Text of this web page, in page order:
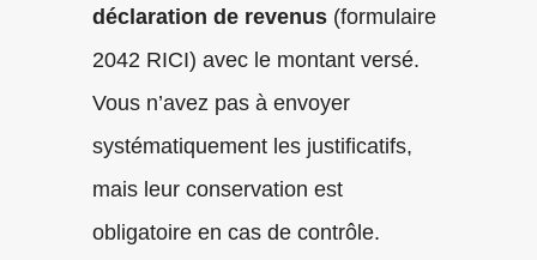
déclaration de revenus(formulaire
2042 RICI) avec le montant versé.
Vous n’avez pas à envoyer
systématiquement les justificatifs,
mais leur conservation est
obligatoire en cas de contrôle.